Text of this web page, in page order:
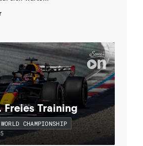
Freies Training
CHAMPIONSHIP